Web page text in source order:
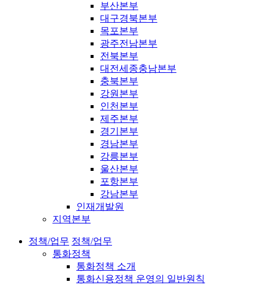
부산본부
대구경북본부
목포본부
광주전남본부
전북본부
대전세종충남본부
충북본부
강원본부
인천본부
제주본부
경기본부
경남본부
강릉본부
울산본부
포항본부
강남본부
인재개발원
지역본부
정책/업무 정책/업무
통화정책
통화정책 소개
통화신용정책 운영의 일반원칙